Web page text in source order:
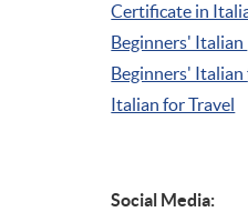
Certificate in
Beginners' Italian
Beginners' Italian
Italian for Travel
Social Media: